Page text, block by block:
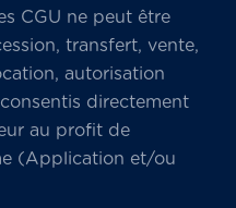
CGU ne peut être
transfert, vente,
autorisation
directement
au profit de
(Application et/ou